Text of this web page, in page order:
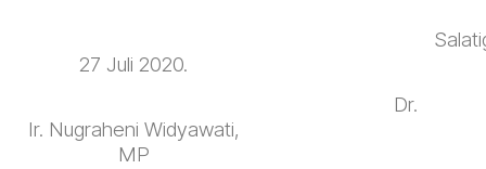
27 Juli 2020.
Dr.
Ir. Nugraheni Widyawati,
MP